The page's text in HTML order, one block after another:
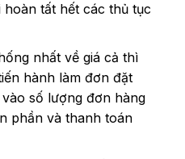
tất hết các thủ tục
nhất về giá cả thì
hành làm đơn đặt
số lượng đơn hàng
phần và thanh toán